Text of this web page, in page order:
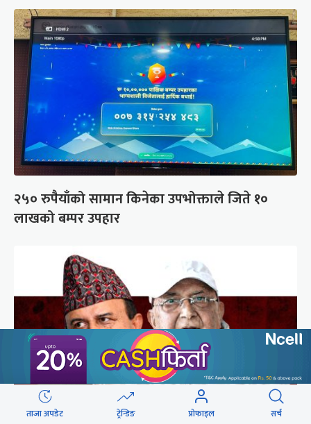
२५० रुपैयाँको सामान किनेका उपभोक्ताले जिते १०
लाखको बम्पर उपहार
ताजा अपडेट ट्रेन्डिङ प्रोफाइल सर्च